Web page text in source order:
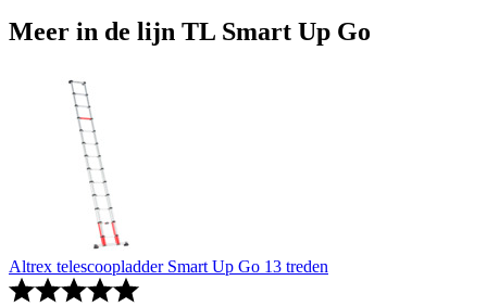
Meer in de lijn TL Smart Up Go
Altrex telescoopladder Smart Up Go 13 treden